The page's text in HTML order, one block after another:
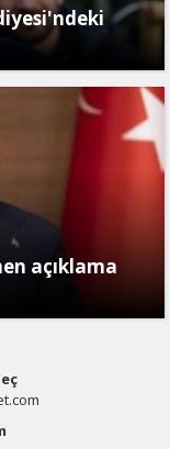
açıklama